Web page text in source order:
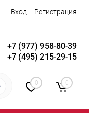
Вход Регистрация
+7 (977) 958-80-39
+7 (495) 215-29-15
0 0